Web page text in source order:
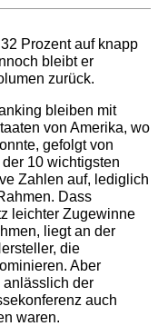
Prozent auf knapp
bleibt er
zurück.
bleiben mit
von Amerika, wo
gefolgt von
10 wichtigsten
Zahlen auf, lediglich
Dass
leichter Zugewinne
liegt an der
die
Aber
anlässlich der
auch
waren.